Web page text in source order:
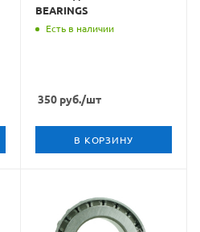
BEARINGS
Есть в наличии
350руб./шт
В КОРЗИНУ